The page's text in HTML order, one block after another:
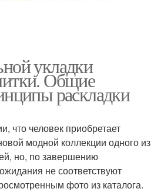
укладки
Общие
раскладки
что человек приобретает
модной коллекции одного из
но, по завершению
не соответствуют
фото из каталога.